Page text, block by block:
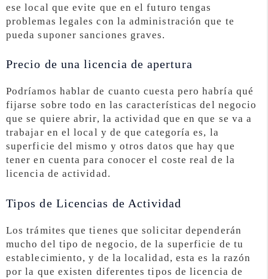
ese local que evite que en el futuro tengas
problemas legales con la administración que te
pueda suponer sanciones graves.
Precio de una licencia de apertura
Podríamos hablar de cuanto cuesta pero habría qué
fijarse sobre todo en las características del negocio
que se quiere abrir, la actividad que en que se va a
trabajar en el local y de que categoría es, la
superficie del mismo y otros datos que hay que
tener en cuenta para conocer el coste real de la
licencia de actividad.
Tipos de Licencias de Actividad
Los trámites que tienes que solicitar dependerán
mucho del tipo de negocio, de la superficie de tu
establecimiento, y de la localidad, esta es la razón
por la que existen diferentes tipos de licencia de